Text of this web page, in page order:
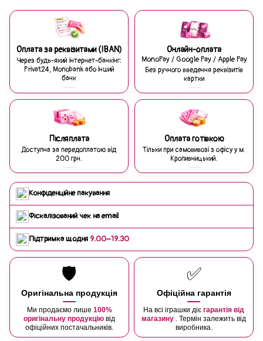
Оплата за реквізитами (IBAN)
Через будь-який інтернет-банкінг:
Privat24, Monobank або інший
банк
Онлайн-оплата
MonoPay / Google Pay / Apple Pay
Без ручного введення реквізитів
картки
Післяплата
Доступна за передоплатою від
200 грн.
Оплата готівкою
Тільки при самовивозі з офісу у м.
Кропивницький.
Конфіденційне пакування
Фіскалізований чек на email
Підтримка щодня 9:00–19:30
🛡️
Оригінальна продукція
Ми продаємо лише 100%
оригінальну продукцію від
офіційних постачальників.
✅
Офіційна гарантія
На всі іграшки діє гарантія від
магазину
. Термін залежить від
виробника.